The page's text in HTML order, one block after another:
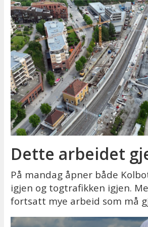
Dette arbeidet
På mandag åpner både
igjen og togtrafikken igjen.
fortsatt mye arbeid som må